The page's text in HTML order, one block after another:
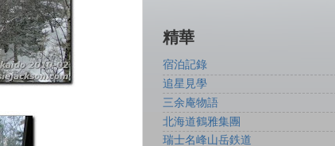
精華
宿泊記錄
追星見學
三余庵物語
北海道鶴雅集團
瑞士名峰山岳鉄道